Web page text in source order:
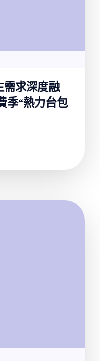
需求深度融
季“熱力台包